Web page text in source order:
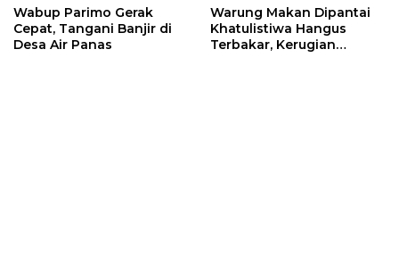
Wabup Parimo Gerak
Cepat, Tangani Banjir di
Desa Air Panas
Warung Makan Dipantai
Khatulistiwa Hangus
Terbakar, Kerugian